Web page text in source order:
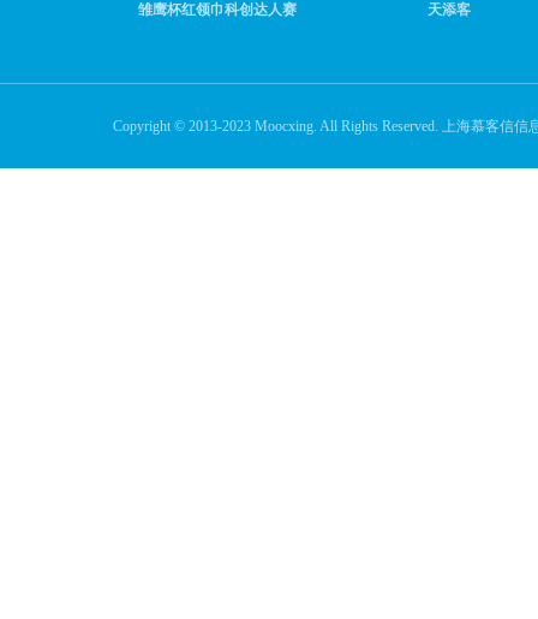
雏鹰杯红领巾科创达人赛 天添客
Copyright © 2013-2023 Moocxing. All Rights Reserved. 上海慕客